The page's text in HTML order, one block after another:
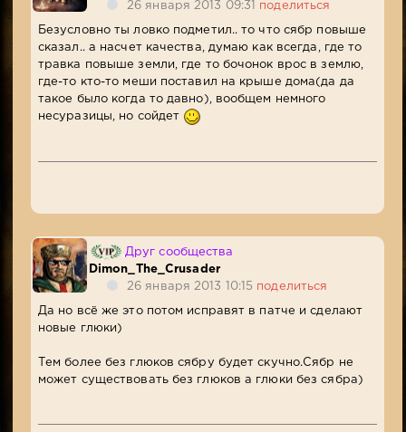
26 января 2013 09:31 поделиться
Безусловно ты ловко подметил.. то что сябр повыше
сказал.. а насчет качества, думаю как всегда, где то
травка повыше земли, где то бочонок врос в землю,
где-то кто-то меши поставил на крыше дома(да да
такое было когда то давно), вообщем немного
несуразицы, но сойдет
Друг сообщества
Dimon_The_Crusader
26 января 2013 10:15 поделиться
Да но всё же это потом исправят в патче и сделают
новые глюки)
Тем более без глюков сябру будет скучно.Сябр не
может существовать без глюков а глюки без сябра)